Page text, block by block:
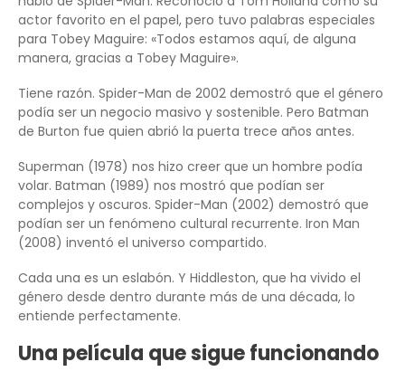
actor favorito en el papel, pero tuvo palabras especiales
para Tobey Maguire: «Todos estamos aquí, de alguna
manera, gracias a Tobey Maguire».
Tiene razón. Spider-Man de 2002 demostró que el género
podía ser un negocio masivo y sostenible. Pero Batman
de Burton fue quien abrió la puerta trece años antes.
Superman (1978) nos hizo creer que un hombre podía
volar. Batman (1989) nos mostró que podían ser
complejos y oscuros. Spider-Man (2002) demostró que
podían ser un fenómeno cultural recurrente. Iron Man
(2008) inventó el universo compartido.
Cada una es un eslabón. Y Hiddleston, que ha vivido el
género desde dentro durante más de una década, lo
entiende perfectamente.
Una película que sigue funcionando